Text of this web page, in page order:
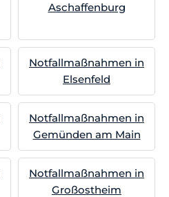
Aschaffenburg
Notfallmaßnahmen in
Elsenfeld
Notfallmaßnahmen in
Gemünden am Main
Notfallmaßnahmen in
Großostheim